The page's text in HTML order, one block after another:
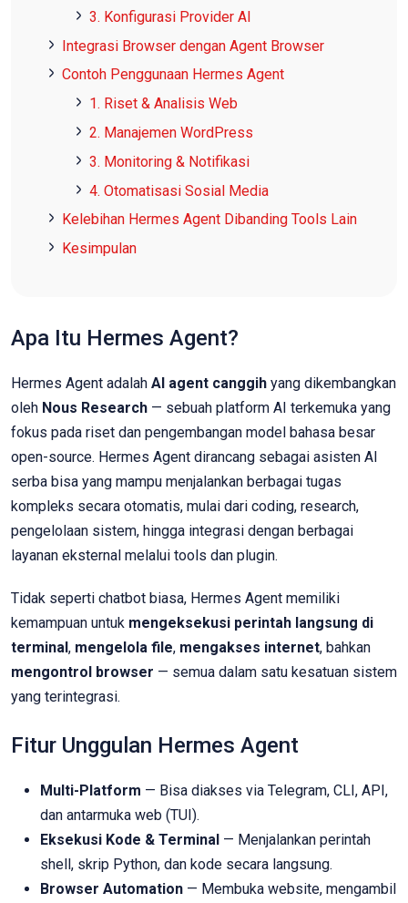
3. Konfigurasi Provider AI
Integrasi Browser dengan Agent Browser
Contoh Penggunaan Hermes Agent
1. Riset & Analisis Web
2. Manajemen WordPress
3. Monitoring & Notifikasi
4. Otomatisasi Sosial Media
Kelebihan Hermes Agent Dibanding Tools Lain
Kesimpulan
Apa Itu Hermes Agent?
Hermes Agent adalah AI agent canggih yang dikembangkan
oleh Nous Research — sebuah platform AI terkemuka yang
fokus pada riset dan pengembangan model bahasa besar
open-source. Hermes Agent dirancang sebagai asisten AI
serba bisa yang mampu menjalankan berbagai tugas
kompleks secara otomatis, mulai dari coding, research,
pengelolaan sistem, hingga integrasi dengan berbagai
layanan eksternal melalui tools dan plugin.
Tidak seperti chatbot biasa, Hermes Agent memiliki
kemampuan untuk mengeksekusi perintah langsung di
terminal, mengelola file, mengakses internet, bahkan
mengontrol browser — semua dalam satu kesatuan sistem
yang terintegrasi.
Fitur Unggulan Hermes Agent
Multi-Platform — Bisa diakses via Telegram, CLI, API,
dan antarmuka web (TUI).
Eksekusi Kode & Terminal — Menjalankan perintah
shell, skrip Python, dan kode secara langsung.
Browser Automation — Membuka website, mengambil